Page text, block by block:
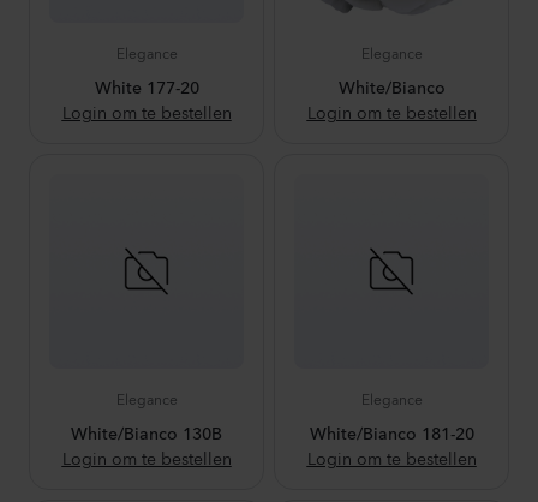
Elegance
White 177-20
Login om te bestellen
Elegance
White/Bianco
Login om te bestellen
Elegance
White/Bianco 130B
Login om te bestellen
Elegance
White/Bianco 181-20
Login om te bestellen